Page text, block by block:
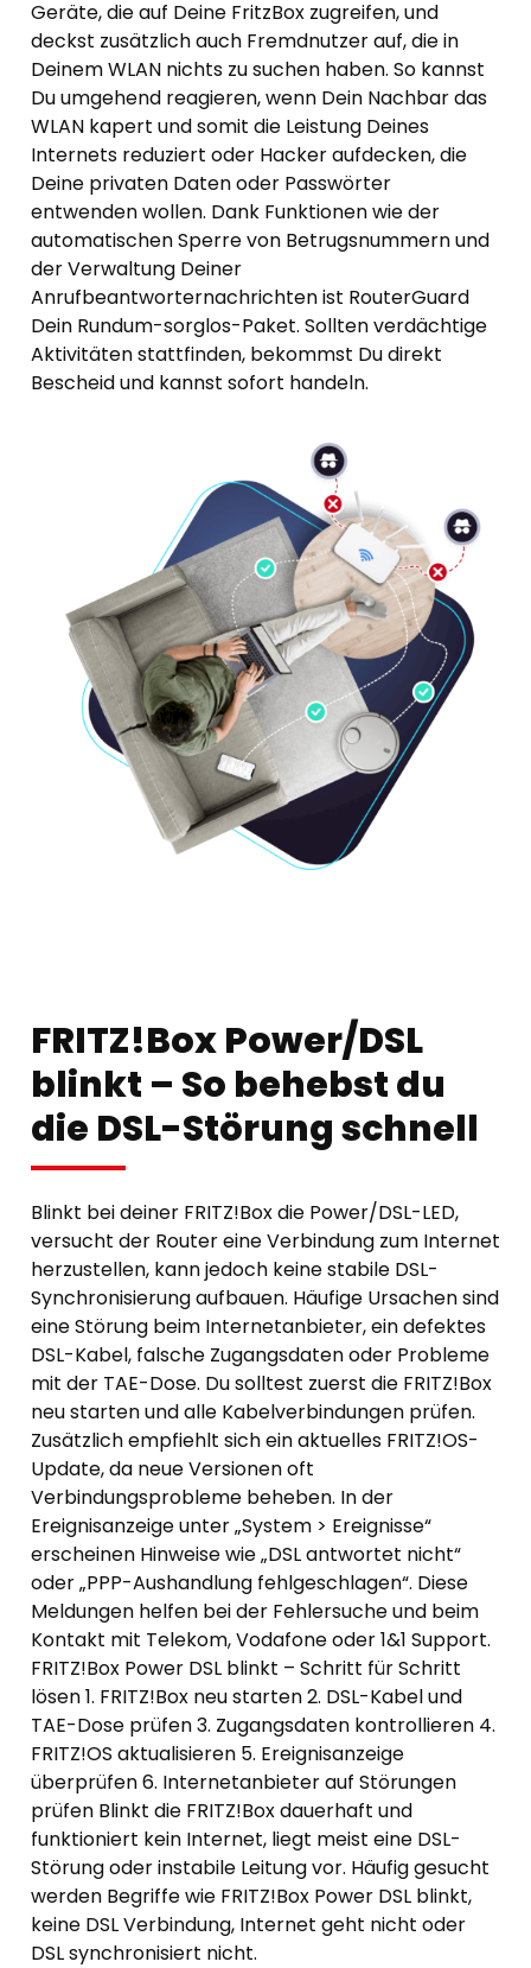
Geräte, die auf Deine FritzBox zugreifen, und
deckst zusätzlich auch Fremdnutzer auf, die in
Deinem WLAN nichts zu suchen haben. So kannst
Du umgehend reagieren, wenn Dein Nachbar das
WLAN kapert und somit die Leistung Deines
Internets reduziert oder Hacker aufdecken, die
Deine privaten Daten oder Passwörter
entwenden wollen. Dank Funktionen wie der
automatischen Sperre von Betrugsnummern und
der Verwaltung Deiner
Anrufbeantworternachrichten ist RouterGuard
Dein Rundum-sorglos-Paket. Sollten verdächtige
Aktivitäten stattfinden, bekommst Du direkt
Bescheid und kannst sofort handeln.
FRITZ!Box Power/DSL
blinkt – So behebst du
die DSL-Störung schnell
Blinkt bei deiner FRITZ!Box die Power/DSL-LED,
versucht der Router eine Verbindung zum Internet
herzustellen, kann jedoch keine stabile DSL-
Synchronisierung aufbauen. Häufige Ursachen sind
eine Störung beim Internetanbieter, ein defektes
DSL-Kabel, falsche Zugangsdaten oder Probleme
mit der TAE-Dose. Du solltest zuerst die FRITZ!Box
neu starten und alle Kabelverbindungen prüfen.
Zusätzlich empfiehlt sich ein aktuelles FRITZ!OS-
Update, da neue Versionen oft
Verbindungsprobleme beheben. In der
Ereignisanzeige unter „System > Ereignisse“
erscheinen Hinweise wie „DSL antwortet nicht“
oder „PPP-Aushandlung fehlgeschlagen“. Diese
Meldungen helfen bei der Fehlersuche und beim
Kontakt mit Telekom, Vodafone oder 1&1 Support.
FRITZ!Box Power DSL blinkt – Schritt für Schritt
lösen 1. FRITZ!Box neu starten 2. DSL-Kabel und
TAE-Dose prüfen 3. Zugangsdaten kontrollieren 4.
FRITZ!OS aktualisieren 5. Ereignisanzeige
überprüfen 6. Internetanbieter auf Störungen
prüfen Blinkt die FRITZ!Box dauerhaft und
funktioniert kein Internet, liegt meist eine DSL-
Störung oder instabile Leitung vor. Häufig gesucht
werden Begriffe wie FRITZ!Box Power DSL blinkt,
keine DSL Verbindung, Internet geht nicht oder
DSL synchronisiert nicht.